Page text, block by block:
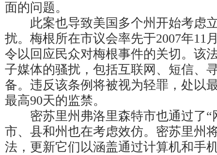
面的问题。
此案也导致美国多个州开始考虑
扰。梅根所在市议会率先于2007年11
令以回应民众对梅根事件的关切。该
子媒体的骚扰，包括互联网、短信、
备。违反该条例将被视为轻罪，处以
最高90天的监禁。
密苏里州弗洛里森特市也通过了“
市、县和州也在考虑效仿。密苏里州
法，更新它们以涵盖通过计算机和手